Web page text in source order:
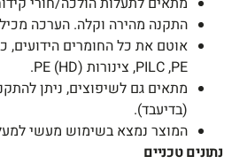
התקנה מהירה וקלה. הערכה
PILC ,PE, צינורות PE (HD).
מתאים גם לשיפוצים, ניתן
(בדיעבד).
המוצר נמצא בשימוש מעשי למעלה מ-
נתונים טכניים